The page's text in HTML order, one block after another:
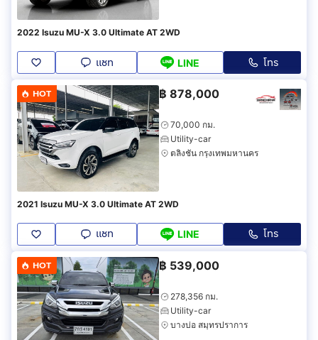
2022 Isuzu MU-X 3.0 Ultimate AT 2WD
แชท LINE โทร
HOT ฿ 878,000
70,000 กม.
Utility-car
ตลิ่งชัน กรุงเทพมหานคร
2021 Isuzu MU-X 3.0 Ultimate AT 2WD
แชท LINE โทร
HOT ฿ 539,000
278,356 กม.
Utility-car
บางบ่อ สมุทรปราการ